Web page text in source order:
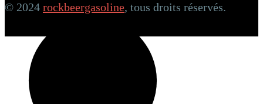
© 2024 rockbeergasoline, tous droits réservés.